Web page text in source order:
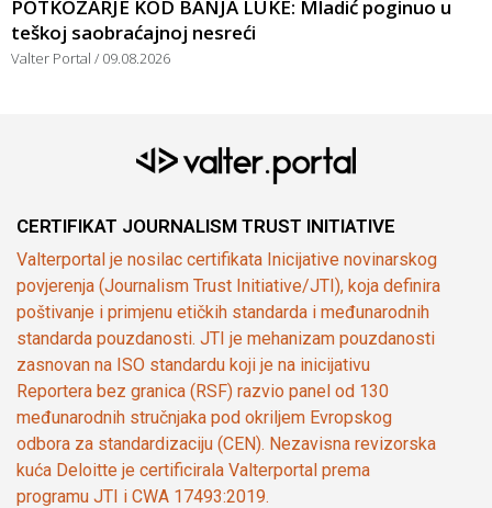
POTKOZARJE KOD BANJA LUKE: Mladić poginuo u
teškoj saobraćajnoj nesreći
Valter Portal 09.08.2026
CERTIFIKAT JOURNALISM TRUST INITIATIVE
Valterportal je nosilac certifikata Inicijative novinarskog
povjerenja (Journalism Trust Initiative/JTI), koja definira
poštivanje i primjenu etičkih standarda i međunarodnih
standarda pouzdanosti. JTI je mehanizam pouzdanosti
zasnovan na ISO standardu koji je na inicijativu
Reportera bez granica (RSF) razvio panel od 130
međunarodnih stručnjaka pod okriljem Evropskog
odbora za standardizaciju (CEN). Nezavisna revizorska
kuća Deloitte je certificirala Valterportal prema
programu JTI i CWA 17493:2019.